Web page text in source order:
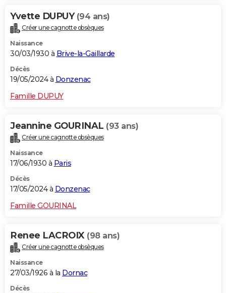
Yvette DUPUY (94 ans)
Créer une cagnotte obsèques
Naissance
30/03/1930 à Brive-la-Gaillarde
Décès
19/05/2024 à Donzenac
Famille DUPUY
Jeannine GOURINAL (93 ans)
Créer une cagnotte obsèques
Naissance
17/06/1930 à Paris
Décès
17/05/2024 à Donzenac
Famille GOURINAL
Renee LACROIX (98 ans)
Créer une cagnotte obsèques
Naissance
27/03/1926 à la Dornac
Décès